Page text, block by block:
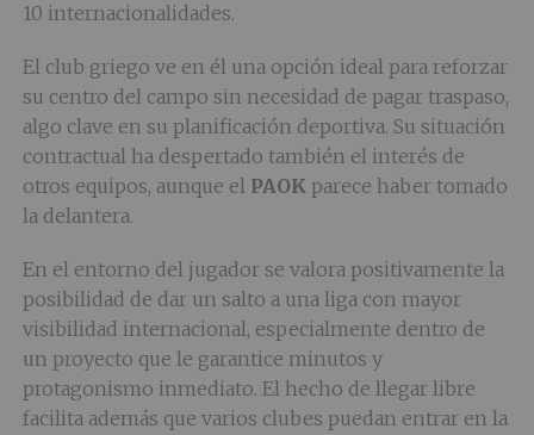
10 internacionalidades.
El club griego ve en él una opción ideal para reforzar
su centro del campo sin necesidad de pagar traspaso,
algo clave en su planificación deportiva. Su situación
contractual ha despertado también el interés de
otros equipos, aunque el PAOK parece haber tomado
la delantera.
En el entorno del jugador se valora positivamente la
posibilidad de dar un salto a una liga con mayor
visibilidad internacional, especialmente dentro de
un proyecto que le garantice minutos y
protagonismo inmediato. El hecho de llegar libre
facilita además que varios clubes puedan entrar en la